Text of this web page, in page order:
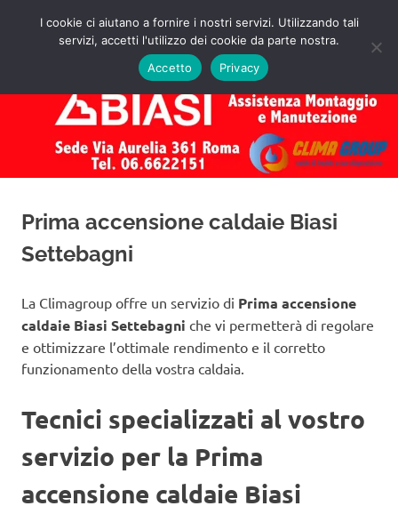
Assistenza
Caldaie
Biasi
Roma
Preventivo!
MENU
Prima accensione caldaie Biasi
Settebagni
La Climagroup offre un servizio di Prima accensione
caldaie Biasi Settebagni che vi permetterà di regolare
e ottimizzare l’ottimale rendimento e il corretto
funzionamento della vostra caldaia.
Tecnici specializzati al vostro
servizio per la Prima
accensione caldaie Biasi
I cookie ci aiutano a fornire i nostri servizi. Utilizzando tali
servizi, accetti l'utilizzo dei cookie da parte nostra.
Accetto
Privacy